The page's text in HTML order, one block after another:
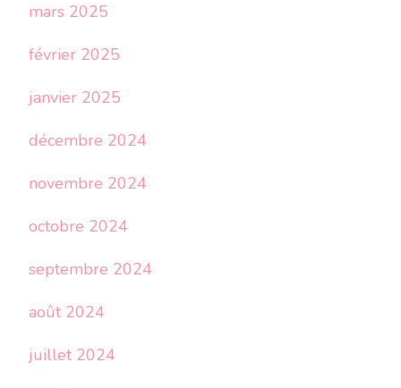
mars 2025
février 2025
janvier 2025
décembre 2024
novembre 2024
octobre 2024
septembre 2024
août 2024
juillet 2024